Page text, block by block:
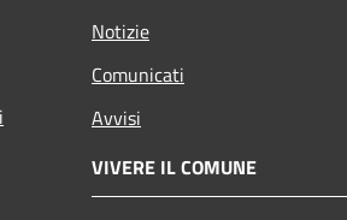
Notizie
Comunicati
Avvisi
VIVERE IL COMUNE